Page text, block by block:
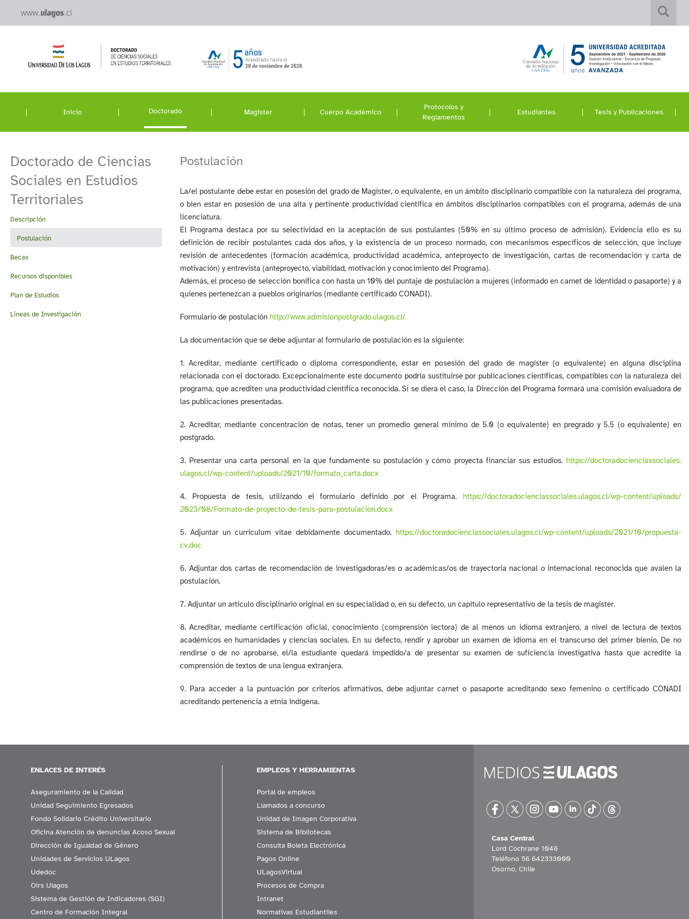
Inicio Doctorado Magister Cuerpo Académico
Protocolos y
Reglamentos
Estudiantes Tesis y Publicaciones
Doctorado de Ciencias
Sociales en Estudios
Territoriales
Descripción
Postulación
Becas
Recursos disponibles
Plan de Estudios
Líneas de Investigación
Postulación
La/el postulante debe estar en posesión del grado de Magíster, o equivalente, en un ámbito disciplinario compatible con la naturaleza del programa,
o bien estar en posesión de una alta y pertinente productividad científica en ámbitos disciplinarios compatibles con el programa, además de una
licenciatura.
El Programa destaca por su selectividad en la aceptación de sus postulantes (50% en su último proceso de admisión). Evidencia ello es su
definición de recibir postulantes cada dos años, y la existencia de un proceso normado, con mecanismos específicos de selección, que incluye
revisión de antecedentes (formación académica, productividad académica, anteproyecto de investigación, cartas de recomendación y carta de
motivación) y entrevista (anteproyecto, viabilidad, motivación y conocimiento del Programa).
Además, el proceso de selección bonifica con hasta un 10% del puntaje de postulación a mujeres (informado en carnet de identidad o pasaporte) y a
quienes pertenezcan a pueblos originarios (mediante certificado CONADI).
Formulario de postulación http://www.admisionpostgrado.ulagos.cl/
La documentación que se debe adjuntar al formulario de postulación es la siguiente:
1. Acreditar, mediante certificado o diploma correspondiente, estar en posesión del grado de magíster (o equivalente) en alguna disciplina
relacionada con el doctorado. Excepcionalmente este documento podría sustituirse por publicaciones científicas, compatibles con la naturaleza del
programa, que acrediten una productividad científica reconocida. Si se diera el caso, la Dirección del Programa formará una comisión evaluadora de
las publicaciones presentadas.
2. Acreditar, mediante concentración de notas, tener un promedio general mínimo de 5.0 (o equivalente) en pregrado y 5.5 (o equivalente) en
postgrado.
3. Presentar una carta personal en la que fundamente su postulación y cómo proyecta financiar sus estudios. https://doctoradocienciassociales.
ulagos.cl/wp-content/uploads/2021/10/formato_carta.docx
4. Propuesta de tesis, utilizando el formulario definido por el Programa. https://doctoradocienciassociales.ulagos.cl/wp-content/uploads/
2023/08/Formato-de-proyecto-de-tesis-para-postulacion.docx
5. Adjuntar un currículum vitae debidamente documentado. https://doctoradocienciassociales.ulagos.cl/wp-content/uploads/2021/10/propuesta-
cv.doc
6. Adjuntar dos cartas de recomendación de investigadoras/es o académicas/os de trayectoria nacional o internacional reconocida que avalen la
postulación.
7. Adjuntar un artículo disciplinario original en su especialidad o, en su defecto, un capítulo representativo de la tesis de magister.
8. Acreditar, mediante certificación oficial, conocimiento (comprensión lectora) de al menos un idioma extranjero, a nivel de lectura de textos
académicos en humanidades y ciencias sociales. En su defecto, rendir y aprobar un examen de idioma en el transcurso del primer bienio. De no
rendirse o de no aprobarse, el/la estudiante quedará impedido/a de presentar su examen de suficiencia investigativa hasta que acredite la
comprensión de textos de una lengua extranjera.
9. Para acceder a la puntuación por criterios afirmativos, debe adjuntar carnet o pasaporte acreditando sexo femenino o certificado CONADI
acreditando pertenencia a etnia indígena.
ENLACES DE INTERÉS
Aseguramiento de la Calidad
Unidad Seguimiento Egresados
Fondo Solidario Crédito Universitario
Oficina Atención de denuncias Acoso Sexual
Dirección de Igualdad de Género
Unidades de Servicios ULagos
Udedoc
Oirs Ulagos
Sistema de Gestión de Indicadores (SGI)
Centro de Formación Integral
EMPLEOS Y HERRAMIENTAS
Portal de empleos
Llamados a concurso
Unidad de Imagen Corporativa
Sistema de Bibliotecas
Consulta Boleta Electrónica
Pagos Online
ULagosVirtual
Procesos de Compra
Intranet
Normativas Estudiantiles
Casa Central
Lord Cochrane 1046
Teléfono 56 642333000
Osorno, Chile